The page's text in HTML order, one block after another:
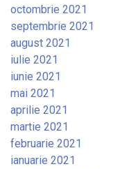
octombrie 2021
septembrie 2021
august 2021
iulie 2021
iunie 2021
mai 2021
aprilie 2021
martie 2021
februarie 2021
ianuarie 2021